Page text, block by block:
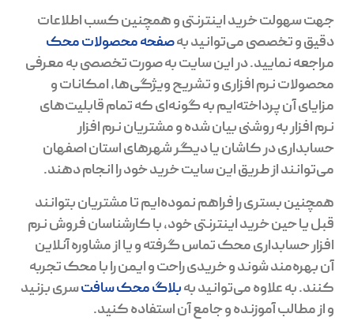
جهت سهولت خرید اینترنتی و همچنین کسب اطلاعات
دقیق و تخصصی می‌توانید بهصفحه محصولات محک
مراجعه نمایید. در این سایت به صورت تخصصی به معرفی
محصولات نرم افزاری و تشریح ویژگی‌ها، امکانات و
مزایای آن پرداخته‌ایم به گونه‌ای که تمام قابلیت‌های
نرم افزار به روشنی بیان شده و مشتریان نرم افزار
حسابداری در کاشان یا دیگر شهرهای استان اصفهان
می‌توانند از طریق این سایت خرید خود را انجام دهند.
همچنین بستری را فراهم نموده‌ایم تا مشتریان بتوانند
قبل یا حین خرید اینترنتی خود، با کارشناسان فروش نرم
افزار حسابداری محک تماس گرفته و یا از مشاوره‌ آنلاین
آن بهره‌مند شوند و خریدی راحت و ایمن را با محک تجربه
کنند. به علاوه می‌توانید بهبلاگ محک سافتسری بزنید
و از مطالب آموزنده و جامع آن استفاده کنید.